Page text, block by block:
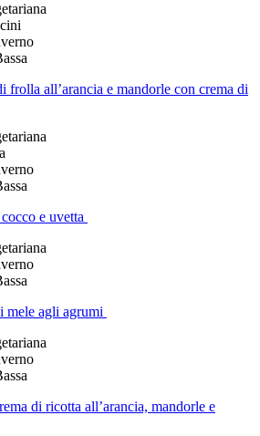
frolla all’arancia e mandorle con crema di
e uvetta
mele agli agrumi
di ricotta all’arancia, mandorle e